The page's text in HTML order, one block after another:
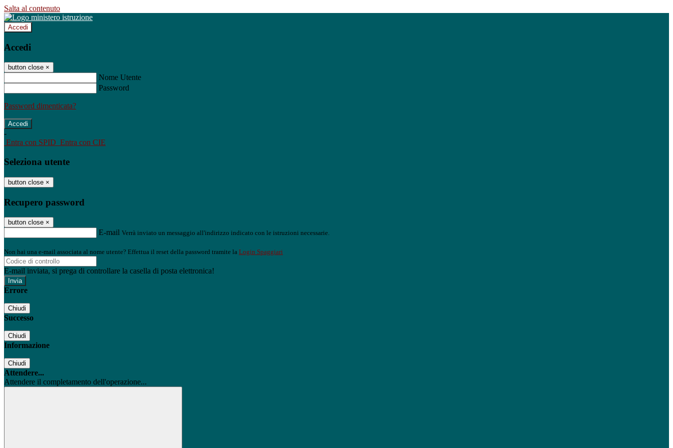
Salta al contenuto
Accedi
Accedi
button close ×
Nome Utente
Password
Password dimenticata?
-
Entra con SPID Entra con CIE
Seleziona utente
button close ×
Recupero password
button close ×
E-mail Verrà inviato un messaggio all'indirizzo indicato con le istruzioni necessarie.
Non hai una e-mail associata al nome utente? Effettua il reset della password tramite la Login Spaggiari
E-mail inviata, si prega di controllare la casella di posta elettronica!
Errore
Chiudi
Successo
Chiudi
Informazione
Chiudi
Attendere...
Attendere il completamento dell'operazione...